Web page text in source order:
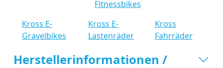
Fitnessbikes
Kross E-
Gravelbikes
Kross E-
Lastenräder
Kross
Fahrräder
Herstellerinformationen /